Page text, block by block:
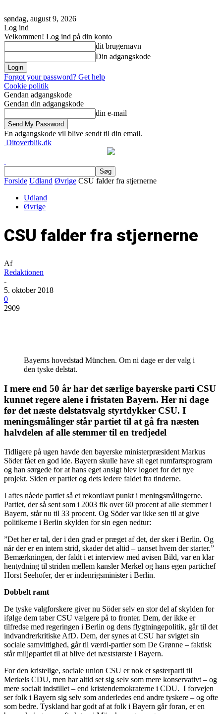
søndag, august 9, 2026
Log ind
Velkommen! Log ind på din konto
dit brugernavn
Din adgangskode
Forgot your password? Get help
Cookie politik
Gendan adgangskode
Gendan din adgangskode
din e-mail
En adgangskode vil blive sendt til din email.
Ditoverblik.dk
Forside Udland Øvrige CSU falder fra stjernerne
Udland
Øvrige
CSU falder fra stjernerne
Af
Redaktionen
-
5. oktober 2018
0
2909
Bayerns hovedstad München. Om ni dage er der valg i
den tyske delstat.
I mere end 50 år har det særlige bayerske parti CSU
kunnet regere alene i fristaten Bayern. Her ni dage
før det næste delstatsvalg styrtdykker CSU. I
meningsmålinger står partiet til at gå fra næsten
halvdelen af alle stemmer til en tredjedel
Tidligere på ugen havde den bayerske ministerpræsident Markus
Söder fået en god ide. Bayern skulle have sit eget rumfartsprogram
og han sørgede for at hans eget ansigt blev logoet for det nye
projekt. Siden er partiet og dets ledere faldet fra tinderne.
I aftes nåede partiet så et rekordlavt punkt i meningsmålingerne.
Partiet, der så sent som i 2003 fik over 60 procent af alle stemmer i
Bayern, står nu til 33 procent. Og Söder var ikke sen til at give
politikerne i Berlin skylden for sin egen nedtur:
”Det her er tal, der i den grad er præget af det, der sker i Berlin. Og
når der er en intern strid, skader det altid – uanset hvem der starter.”
Bemærkningen, der faldt i et interview med avisen Bild, var en klar
hentydning til striden mellem kansler Merkel og hans egen partichef
Horst Seehofer, der er indenrigsminister i Berlin.
Dobbelt ramt
De tyske valgforskere giver nu Söder selv en stor del af skylden for
ifølge dem taber CSU vælgere på to fronter. Dem, der ikke er
tilfredse med regeringen i Berlin og dens flygtningepolitik, går til det
indvandrerkritiske AfD. Dem, der synes at CSU har svigtet sin
sociale samvittighed, går til værdi-partier som De Grønne – faktisk
står miljøpartiet til at blive det næststørste i Bayern.
For den kristelige, sociale union CSU er nok et søsterparti til
Merkels CDU, men har altid set sig selv som mere konservativt – og
mere socialt indstillet – end kristendemokraterne i CDU. I forvejen
ser folk i Bayern sig selv som anderledes end andre tyskere – og ofte
som bedre. Tyskland har godt af at folk i Bayern går foran, er en